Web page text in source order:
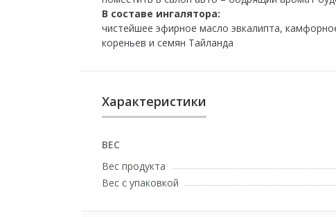
В составе ингалятора:
чистейшее эфирное масло эвкалипта,
кореньев и семян Тайланда
Характеристики
ВЕС
Вес продукта
Вес с упаковкой